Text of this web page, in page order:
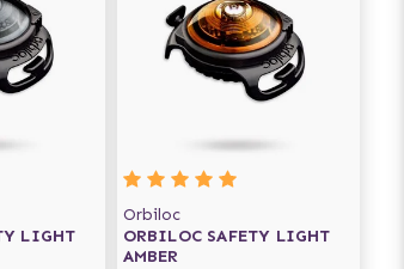
LIGHT
Orbiloc
ORBILOC SAFETY LIGHT
AMBER